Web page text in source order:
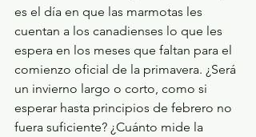
es el día en que las marmotas les
cuentan a los canadienses lo que les
espera en los meses que faltan para el
comienzo oficial de la primavera. ¿Será
un invierno largo o corto, como si
esperar hasta principios de febrero no
fuera suficiente? ¿Cuánto mide la